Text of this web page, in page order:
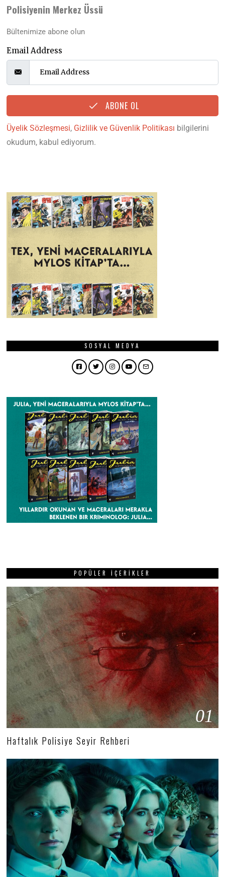
Polisiyenin Merkez Üssü
Bültenimize abone olun
Email Address
ABONE OL
Üyelik Sözleşmesi, Gizlilik ve Güvenlik Politikası bilgilerini
okudum, kabul ediyorum.
SOSYAL MEDYA
Facebook
TwitterInstagram
YouTubeEmail
POPÜLER İÇERIKLER
01
Haftalık Polisiye Seyir Rehberi